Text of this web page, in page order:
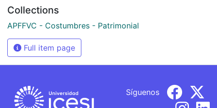
Collections
APFFVC - Costumbres - Patrimonial
Full item page
Síguenos